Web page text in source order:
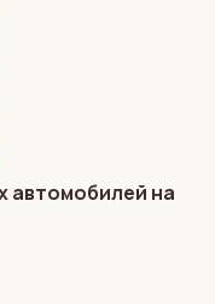
автомобилей на